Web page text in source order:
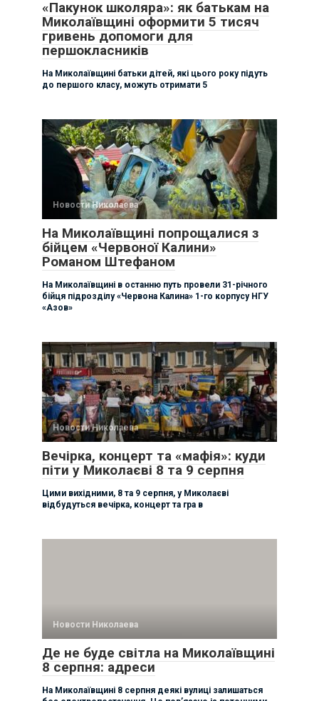
«Пакунок школяра»: як батькам на
Миколаївщині оформити 5 тисяч
гривень допомоги для
першокласників
На Миколаївщині батьки дітей, які цього року підуть
до першого класу, можуть отримати 5
Новости Николаева
На Миколаївщині попрощалися з
бійцем «Червоної Калини»
Романом Штефаном
На Миколаївщині в останню путь провели 31-річного
бійця підрозділу «Червона Калина» 1-го корпусу НГУ
«Азов»
Новости Николаева
Вечірка, концерт та «мафія»: куди
піти у Миколаєві 8 та 9 серпня
Цими вихідними, 8 та 9 серпня, у Миколаєві
відбудуться вечірка, концерт та гра в
Новости Николаева
Де не буде світла на Миколаївщині
8 серпня: адреси
На Миколаївщині 8 серпня деякі вулиці залишаться